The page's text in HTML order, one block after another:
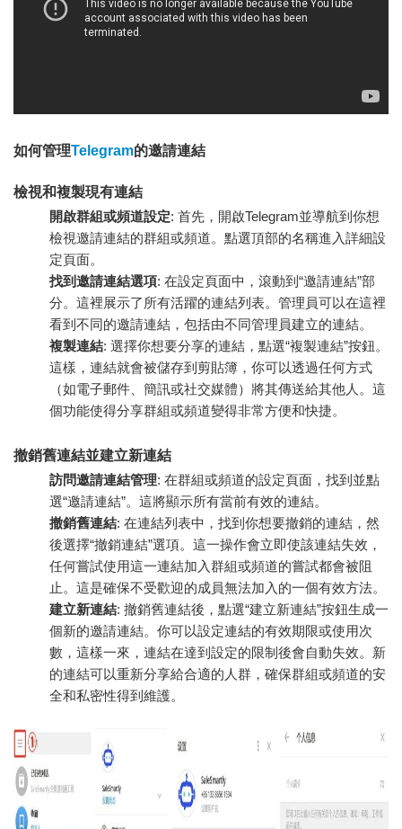
如何管理Telegram的邀請連結
檢視和複製現有連結
開啟群組或頻道設定: 首先，開啟Telegram並導航到你想
檢視邀請連結的群組或頻道。點選頂部的名稱進入詳細設
定頁面。
找到邀請連結選項: 在設定頁面中，滾動到“邀請連結”部
分。這裡展示了所有活躍的連結列表。管理員可以在這裡
看到不同的邀請連結，包括由不同管理員建立的連結。
複製連結: 選擇你想要分享的連結，點選“複製連結”按鈕。
這樣，連結就會被儲存到剪貼簿，你可以透過任何方式
（如電子郵件、簡訊或社交媒體）將其傳送給其他人。這
個功能使得分享群組或頻道變得非常方便和快捷。
撤銷舊連結並建立新連結
訪問邀請連結管理: 在群組或頻道的設定頁面，找到並點
選“邀請連結”。這將顯示所有當前有效的連結。
撤銷舊連結: 在連結列表中，找到你想要撤銷的連結，然
後選擇“撤銷連結”選項。這一操作會立即使該連結失效，
任何嘗試使用這一連結加入群組或頻道的嘗試都會被阻
止。這是確保不受歡迎的成員無法加入的一個有效方法。
建立新連結: 撤銷舊連結後，點選“建立新連結”按鈕生成一
個新的邀請連結。你可以設定連結的有效期限或使用次
數，這樣一來，連結在達到設定的限制後會自動失效。新
的連結可以重新分享給合適的人群，確保群組或頻道的安
全和私密性得到維護。